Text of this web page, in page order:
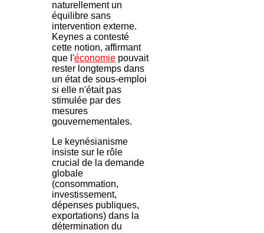
naturellement un
équilibre sans
intervention externe.
Keynes a contesté
cette notion, affirmant
que l'économie pouvait
rester longtemps dans
un état de sous-emploi
si elle n'était pas
stimulée par des
mesures
gouvernementales.
Le keynésianisme
insiste sur le rôle
crucial de la demande
globale
(consommation,
investissement,
dépenses publiques,
exportations) dans la
détermination du